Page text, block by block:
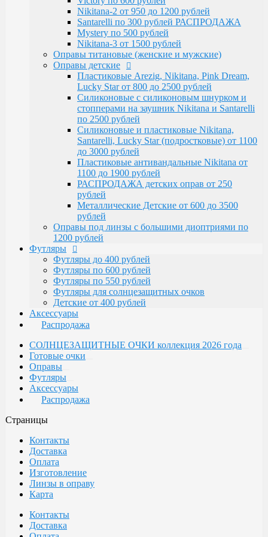
Santarelli, Lucky Star (подростковые) от 1100
до 3000 рублей
Пластиковые антивандальные Nikitana от
1100 до 1900 рублей
РАСПРОДАЖА детских оправ от 250 рублей
Металлические Детские от 600 до 3500
рублей
Оправы под линзы с большими диоптриями по
1200 рублей
Футляры до 400 рублей
Футляры по 600 рублей
Футляры по 550 рублей
Футляры для солнцезащитных очков
Детские от 400 рублей
Распродажа
Nikitana-2 от 950 до 1200 рублей
Santarelli по 300 рублей РАСПРОДАЖА
Mystery по 500 рублей
Nikitana-3 от 1500 рублей
Оправы титановые (женские и мужские)
Оправы детские
Пластиковые Arezig, Nikitana, Pink Dream,
Lucky Star от 800 до 2500 рублей
Силиконовые с силиконовым шнурком и
стопперами на заушник Nikitana и Santarelli
по 2500 рублей
Силиконовые и пластиковые Nikitana,
Santarelli, Lucky Star (подростковые) от 1100
до 3000 рублей
Пластиковые антивандальные Nikitana от
1100 до 1900 рублей
РАСПРОДАЖА детских оправ от 250
рублей
Металлические Детские от 600 до 3500
рублей
Оправы под линзы с большими диоптриями по
1200 рублей
Футляры
Футляры до 400 рублей
Футляры по 600 рублей
Футляры по 550 рублей
Футляры для солнцезащитных очков
Детские от 400 рублей
Аксессуары
Распродажа
СОЛНЦЕЗАЩИТНЫЕ ОЧКИ коллекция 2026 года
Готовые очки
Оправы
Футляры
Аксессуары
Распродажа
Страницы
Контакты
Доставка
Оплата
Изготовление
Линзы в оправу
Карта
Контакты
Доставка